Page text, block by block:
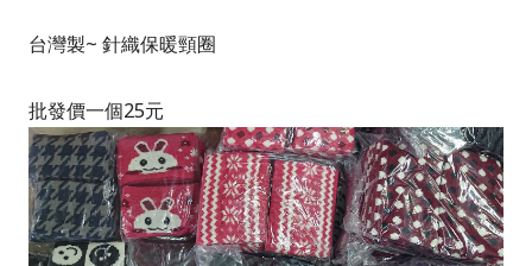
台灣製~ 針織保暖頸圈
批發價一個25元